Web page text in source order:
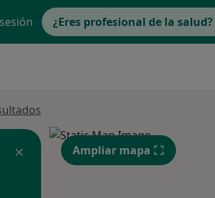
¿Eres profesional de la salud?
Ampliar mapa